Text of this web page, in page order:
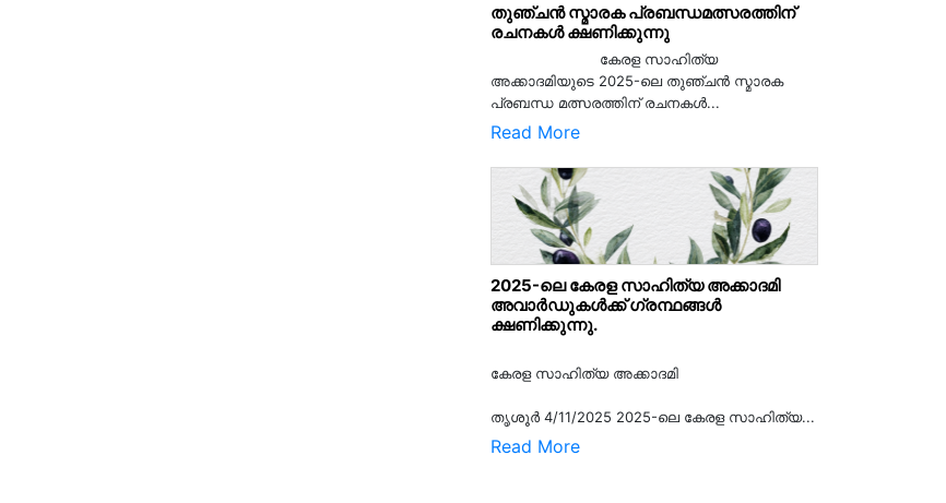
തുഞ്ചൻ സ്മാരക പ്രബന്ധമത്സരത്തിന്
രചനകൾ ക്ഷണിക്കുന്നു
കേരള സാഹിത്യ
അക്കാദമിയുടെ 2025-ലെ തുഞ്ചൻ സ്മാരക
പ്രബന്ധ മത്സരത്തിന് രചനകൾ...
Read More
2025-ലെ കേരള സാഹിത്യ അക്കാദമി
അവാർഡുകൾക്ക് ഗ്രന്ഥങ്ങൾ
ക്ഷണിക്കുന്നു.
കേരള സാഹിത്യ അക്കാദമി
തൃശൂര്‍ 4/11/2025 2025-ലെ കേരള സാഹിത്യ...
Read More